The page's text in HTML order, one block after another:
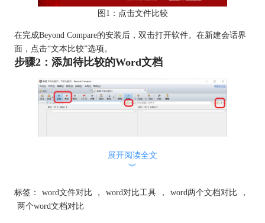
图1：点击文件比较
在完成Beyond Compare的安装后，双击打开软件。在新建会话界
面，点击“文本比较”选项。
步骤2：添加待比较的Word文档
在左侧的文件夹浏览器中，首先选择第一篇需要对比的Word文
展开阅读全文
︾
标签： word文件对比 ， word对比工具 ， word两个文档对比
，
两个word文档对比